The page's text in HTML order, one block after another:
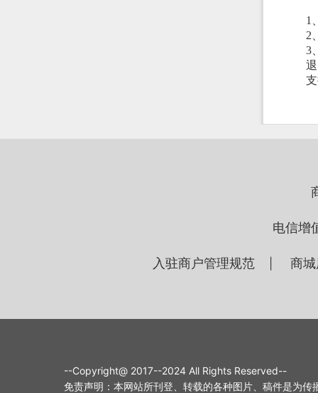
1
2
3
电信增
入驻商户管理规范 商
--Copyright@ 2017--2024 All Rights Reserved--
免责声明：本网站所刊登、转载的各种图片、稿件是为